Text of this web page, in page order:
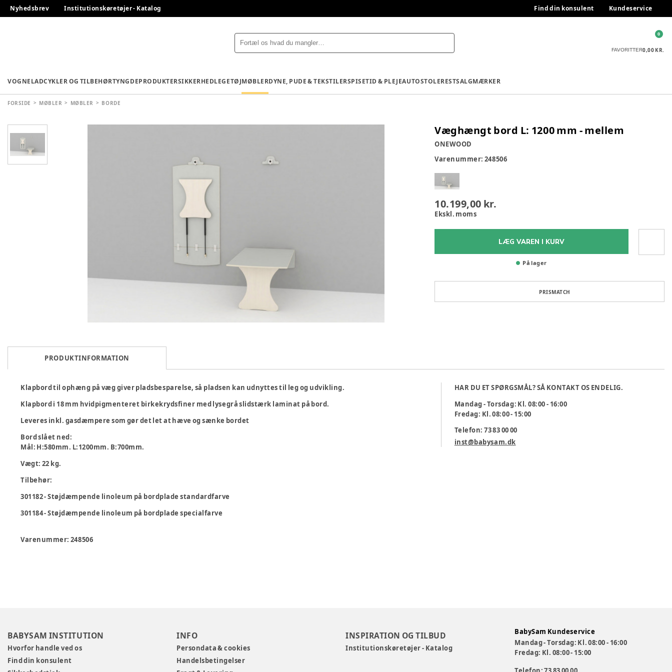
Nyhedsbrev Institutionskøretøjer - Katalog Find din konsulent Kundeservice
FAVORITTER0,00 KR.
0
VOGNELADCYKLER OG TILBEHØRTYNGDEPRODUKTERSIKKERHEDLEGETØJMØBLERDYNE, PUDE & TEKSTILERSPISETID & PLEJEAUTOSTOLERESTSALGMÆRKER
FORSIDE MØBLER MØBLER BORDE
Væghængt bord L: 1200 mm - mellem
ONEWOOD
Varenummer: 248506
10.199,00 kr.
Ekskl. moms
LÆG VAREN I KURV
På lager
PRISMATCH
PRODUKTINFORMATION
Klapbord til ophæng på væg giver pladsbesparelse, så pladsen kan udnyttes til leg og udvikling.
Klapbord i 18 mm hvidpigmenteret birkekrydsfiner med lysegrå slidstærk laminat på bord.
Leveres inkl. gasdæmpere som gør det let at hæve og sænke bordet
Bord slået ned:
Mål: H:580mm. L:1200mm. B:700mm.
Vægt: 22 kg.
Tilbehør:
301182 - Støjdæmpende linoleum på bordplade standardfarve
301184 - Støjdæmpende linoleum på bordplade specialfarve
Varenummer: 248506
HAR DU ET SPØRGSMÅL? SÅ KONTAKT OS ENDELIG.
Mandag - Torsdag: Kl. 08:00 - 16:00
Fredag: Kl. 08:00 - 15:00
Telefon: 73 83 00 00
inst@babysam.dk
BABYSAM INSTITUTION
Hvorfor handle ved os
Find din konsulent
INFO
Persondata & cookies
Handelsbetingelser
INSPIRATION OG TILBUD
Institutionskøretøjer - Katalog
BabySam Kundeservice
Mandag - Torsdag: Kl. 08:00 - 16:00
Fredag: Kl. 08:00 - 15:00